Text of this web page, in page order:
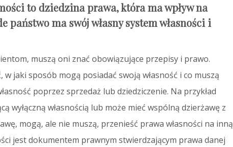
to dziedzina prawa, która ma wpływ na
państwo ma swój własny system własności i
muszą oni znać obowiązujące przepisy i prawo.
w jaki sposób mogą posiadać swoją własność i co muszą
poprzez sprzedaż lub dziedziczenie. Na przykład
wyłączną własnością lub może mieć wspólną dzierżawę z
mogą, ale nie muszą, przenieść prawa własności na inną
jest dokumentem prawnym stwierdzającym prawa danej